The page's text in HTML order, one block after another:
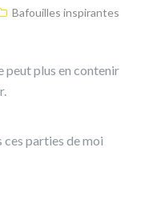
Bafouilles inspirantes
peut plus en contenir
ces parties de moi